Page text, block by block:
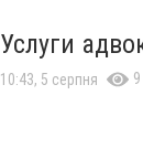
Услуги
10:43, 5 серпня 9